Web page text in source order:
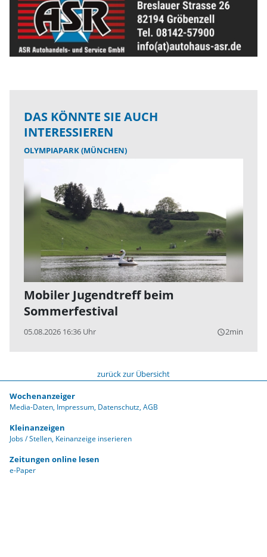
DAS KÖNNTE SIE AUCH
INTERESSIEREN
OLYMPIAPARK (MÜNCHEN)
Mobiler Jugendtreff beim
Sommerfestival
05.08.2026 16:36 Uhr query_builder2min
zurück zur Übersicht
Wochenanzeiger
Media-Daten Impressum Datenschutz AGB
Kleinanzeigen
Jobs / Stellen Keinanzeige inserieren
Zeitungen online lesen
e-Paper